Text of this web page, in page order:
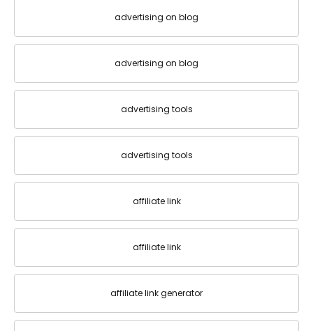
advertising on blog
advertising on blog
advertising tools
advertising tools
affiliate link
affiliate link
affiliate link generator